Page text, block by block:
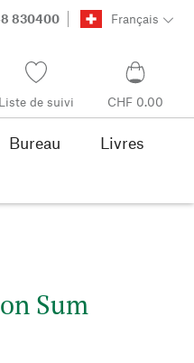
830400 Français
Liste de suivi CHF 0.00
Bureau
Livres
Sum